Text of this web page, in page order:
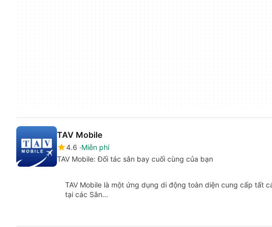
TAV Mobile
4.6 Miễn phí
TAV Mobile: Đối tác sân bay cuối cùng của bạn
TAV Mobile là một ứng dụng di động toàn diện cung cấp tất
tại các Sân…